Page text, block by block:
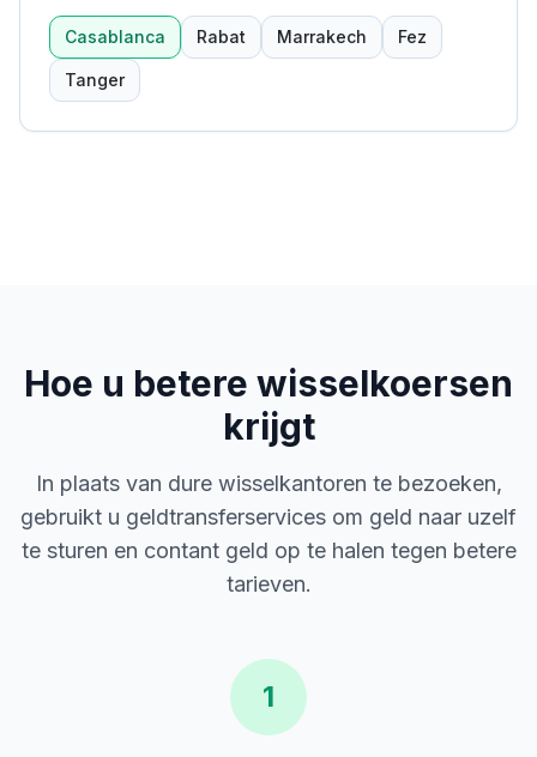
Casablanca Rabat Marrakech Fez
Tanger
Hoe u betere wisselkoersen
krijgt
In plaats van dure wisselkantoren te bezoeken,
gebruikt u geldtransferservices om geld naar uzelf
te sturen en contant geld op te halen tegen betere
tarieven.
1